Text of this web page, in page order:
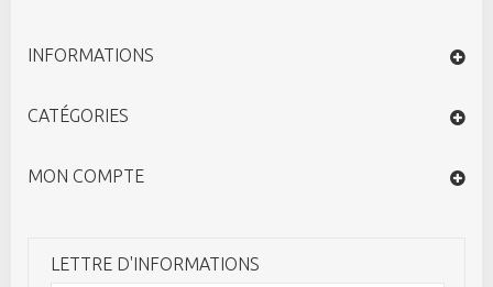
INFORMATIONS
CATÉGORIES
MON COMPTE
LETTRE D'INFORMATIONS